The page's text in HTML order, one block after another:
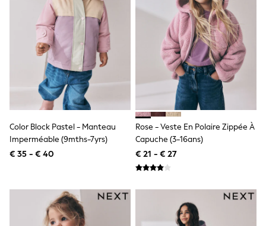
Crocs
Havaianas
Pour Moi
Rayban
Skechers
GIRLS
New In
New in from Next
New In
Trending: Top & Short Sets
Trending: Clogs
Toy Story
THE SET
50 - 92cm
140 - 174cm
All Clothing
T-Shirts
Color Block Pastel - Manteau
Imperméable (9mths-7yrs)
€ 35 - € 40
Rose - Veste En Polaire Zippée À
Capuche (3-16ans)
€ 21 - € 27